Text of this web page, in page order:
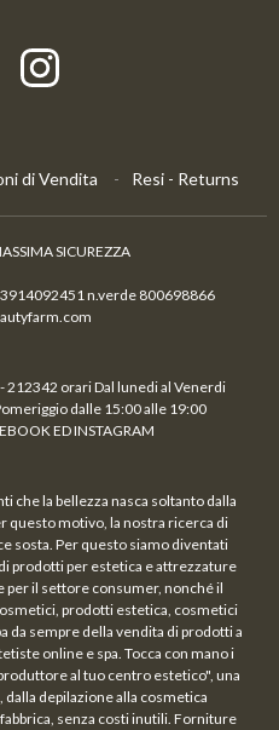
di Vendita Resi - Returns
SICUREZZA
n.verde 800698866
212342 orari Dal lunedi al Venerdi
dalle 15:00 alle 19:00
ED INSTAGRAM
che la bellezza nasca soltanto dalla
questo motivo, la nostra ricerca di
sosta. Per questo siamo diventati
prodotti per estetica e attrezzature
il settore consumer, nonché il
prodotti estetica, cosmetici
da sempre della vendita di prodotti a
online e spa. Tocca con mano i
al tuo centro estetico", una
dalla depilazione alla cosmetica
senza costi inutili. Forniture